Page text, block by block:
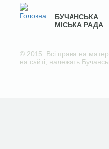
БУЧАНСЬКА
МІСЬКА РАДА
© 2015. Всі права на
на сайті, належать